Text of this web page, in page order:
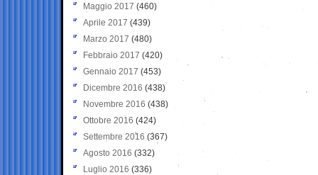
Maggio 2017 (460)
Aprile 2017 (439)
Marzo 2017 (480)
Febbraio 2017 (420)
Gennaio 2017 (453)
Dicembre 2016 (438)
Novembre 2016 (438)
Ottobre 2016 (424)
Settembre 2016 (367)
Agosto 2016 (332)
Luglio 2016 (336)